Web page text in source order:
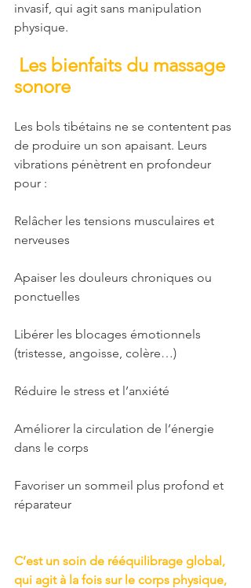
invasif, qui agit sans manipulation
physique.
sonore
Les bols tibétains ne se contentent pas
de produire un son apaisant. Leurs
vibrations pénètrent en profondeur
pour :
Relâcher les tensions musculaires et
nerveuses
Apaiser les douleurs chroniques ou
ponctuelles
Libérer les blocages émotionnels
(tristesse, angoisse, colère…)
Réduire le stress et l’anxiété
Améliorer la circulation de l’énergie
dans le corps
Favoriser un sommeil plus profond et
réparateur
C’est un soin de rééquilibrage global,
qui agit à la fois sur le corps physique,